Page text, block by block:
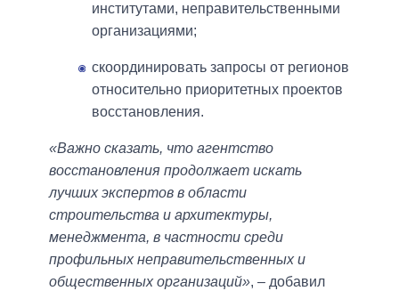
институтами, неправительственными
организациями;
скоординировать запросы от регионов
относительно приоритетных проектов
восстановления.
«Важно сказать, что агентство
восстановления продолжает искать
лучших экспертов в области
строительства и архитектуры,
менеджмента, в частности среди
профильных неправительственных и
общественных организаций», – добавил